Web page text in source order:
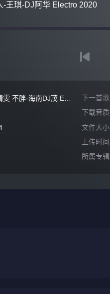
-王琪-DJ阿华 Electro 2020
善变-王靖雯 不胖-海南DJ茂 Electro 下一首歌
下载音质
文件大小
上传时间
所属专辑